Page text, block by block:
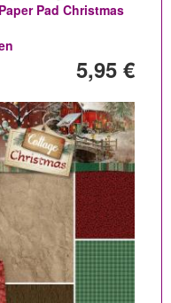
Pad Christmas
5,95 €